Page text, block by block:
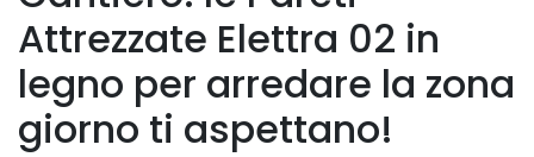
Attrezzate Elettra 02 in
legno per arredare la zona
giorno ti aspettano!